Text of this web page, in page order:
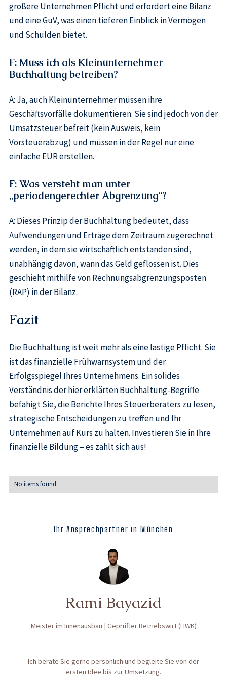
größere Unternehmen Pflicht und erfordert eine Bilanz
und eine GuV, was einen tieferen Einblick in Vermögen
und Schulden bietet.
F: Muss ich als Kleinunternehmer
Buchhaltung betreiben?
A: Ja, auch Kleinunternehmer müssen ihre
Geschäftsvorfälle dokumentieren. Sie sind jedoch von der
Umsatzsteuer befreit (kein Ausweis, kein
Vorsteuerabzug) und müssen in der Regel nur eine
einfache EÜR erstellen.
F: Was versteht man unter
„periodengerechter Abgrenzung“?
A: Dieses Prinzip der Buchhaltung bedeutet, dass
Aufwendungen und Erträge dem Zeitraum zugerechnet
werden, in dem sie wirtschaftlich entstanden sind,
unabhängig davon, wann das Geld geflossen ist. Dies
geschieht mithilfe von Rechnungsabgrenzungsposten
(RAP) in der Bilanz.
Fazit
Die Buchhaltung ist weit mehr als eine lästige Pflicht. Sie
ist das finanzielle Frühwarnsystem und der
Erfolgsspiegel Ihres Unternehmens. Ein solides
Verständnis der hier erklärten Buchhaltung-Begriffe
befähigt Sie, die Berichte Ihres Steuerberaters zu lesen,
strategische Entscheidungen zu treffen und Ihr
Unternehmen auf Kurs zu halten. Investieren Sie in Ihre
finanzielle Bildung – es zahlt sich aus!
No items found.
Ihr Ansprechpartner in München
Rami Bayazid
Meister im Innenausbau | Geprüfter Betriebswirt (HWK)
Ich berate Sie gerne persönlich und begleite Sie von der
ersten Idee bis zur Umsetzung.